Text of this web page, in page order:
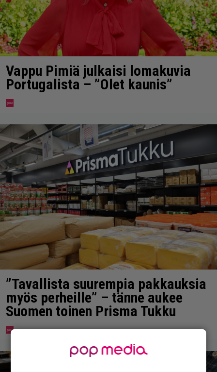
Vappu Pimiä julkaisi lomakuvia
Portugalista – ”Olet kaunis”
”Tavallista suurempia pakkauksia
myös perheille” – tänne aukee
Suomen toinen Prisma Tukku